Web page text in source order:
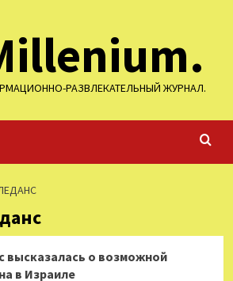
РАЗВЛЕКАТЕЛЬНЫЙ ЖУРНАЛ.
высказалась о возможной
в Израиле